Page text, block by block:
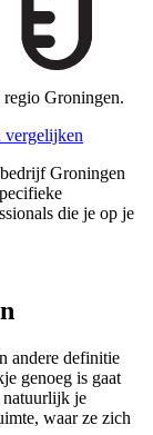
Groningen.
vergelijken
Groningen
die je op je
andere definitie
genoeg is gaat
natuurlijk je
waar ze zich